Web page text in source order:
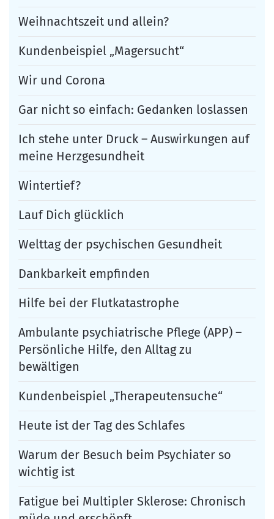
Weihnachtszeit und allein?
Kundenbeispiel „Magersucht“
Wir und Corona
Gar nicht so einfach: Gedanken loslassen
Ich stehe unter Druck – Auswirkungen auf
meine Herzgesundheit
Wintertief?
Lauf Dich glücklich
Welttag der psychischen Gesundheit
Dankbarkeit empfinden
Hilfe bei der Flutkatastrophe
Ambulante psychiatrische Pflege (APP) –
Persönliche Hilfe, den Alltag zu
bewältigen
Kundenbeispiel „Therapeutensuche“
Heute ist der Tag des Schlafes
Warum der Besuch beim Psychiater so
wichtig ist
Fatigue bei Multipler Sklerose: Chronisch